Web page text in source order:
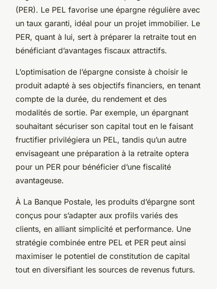
(PER). Le PEL favorise une épargne régulière avec
un taux garanti, idéal pour un projet immobilier. Le
PER, quant à lui, sert à préparer la retraite tout en
bénéficiant d’avantages fiscaux attractifs.
L’optimisation de l’épargne consiste à choisir le
produit adapté à ses objectifs financiers, en tenant
compte de la durée, du rendement et des
modalités de sortie. Par exemple, un épargnant
souhaitant sécuriser son capital tout en le faisant
fructifier privilégiera un PEL, tandis qu’un autre
envisageant une préparation à la retraite optera
pour un PER pour bénéficier d’une fiscalité
avantageuse.
À La Banque Postale, les produits d’épargne sont
conçus pour s’adapter aux profils variés des
clients, en alliant simplicité et performance. Une
stratégie combinée entre PEL et PER peut ainsi
maximiser le potentiel de constitution de capital
tout en diversifiant les sources de revenus futurs.